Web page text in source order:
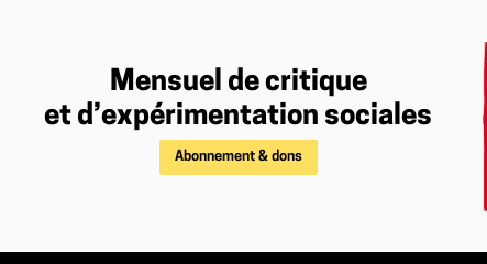
Mensuel de critique
et d’expérimentation sociales
Abonnement & dons